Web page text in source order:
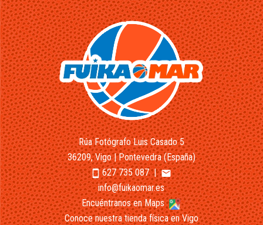
Rúa Fotógrafo Luis Casado 5
36209, Vigo | Pontevedra (España)
smartphone627 735 087|email
info@fuikaomar.es
Encuéntranos en Maps
Conoce nuestra tienda física en Vigo